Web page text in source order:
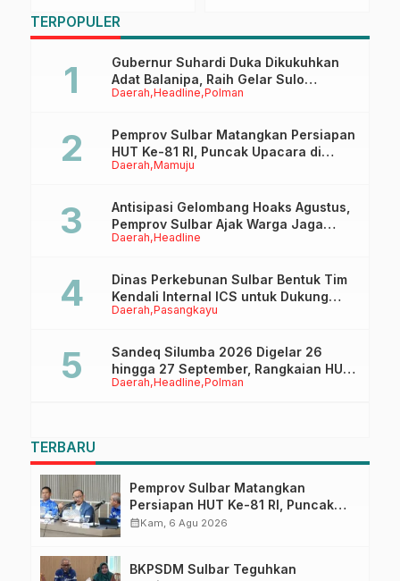
Polewali Mandar
Nusantara 2025
TERPOPULER
Daerah Headline Polman
Gubernur Suhardi Duka Dikukuhkan
Adat Balanipa, Raih Gelar Sulo
Tappidena
Daerah Mamuju
Pemprov Sulbar Matangkan Persiapan
HUT Ke-81 RI, Puncak Upacara di
Lapangan Ahmad Kirang
Daerah Headline
Antisipasi Gelombang Hoaks Agustus,
Pemprov Sulbar Ajak Warga Jaga
Ruang Digital
Daerah Pasangkayu
Dinas Perkebunan Sulbar Bentuk Tim
Kendali Internal ICS untuk Dukung
Sertifikasi ISPO Pekebun di
Daerah Headline Polman
Sandeq Silumba 2026 Digelar 26
hingga 27 September, Rangkaian HUT
Sulbar
TERBARU
Pemprov Sulbar Matangkan
Persiapan HUT Ke-81 RI, Puncak
Upacara di Lapangan Ahmad
calendar_monthKam, 6 Agu 2026
BKPSDM Sulbar Teguhkan